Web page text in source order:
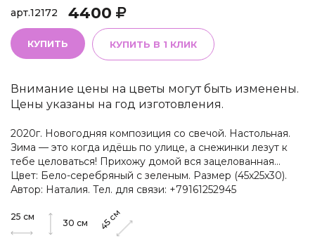
арт.12172 4400
КУПИТЬ КУПИТЬ В 1 КЛИК
Внимание цены на цветы могут быть изменены.
Цены указаны на год изготовления.
2020г. Новогодняя композиция со свечой. Настольная.
Зима — это когда идёшь по улице, а снежинки лезут к
тебе целоваться! Прихожу домой вся зацелованная…
Цвет: Бело-серебряный с зеленым. Размер (45х25х30).
Автор: Наталия. Тел. для связи: +79161252945
25 см
30 см 45
см